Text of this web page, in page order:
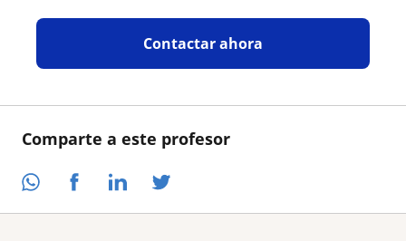
Comparte a este profesor
Contactar ahora